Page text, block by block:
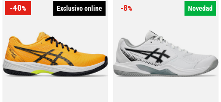
-40% Exclusivo online -8% Novedad